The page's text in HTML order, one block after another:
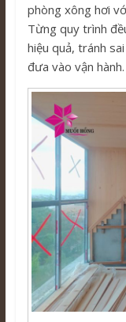
phòng xông hơi
Từng quy trình
hiệu quả, tránh
đưa vào vận hành.